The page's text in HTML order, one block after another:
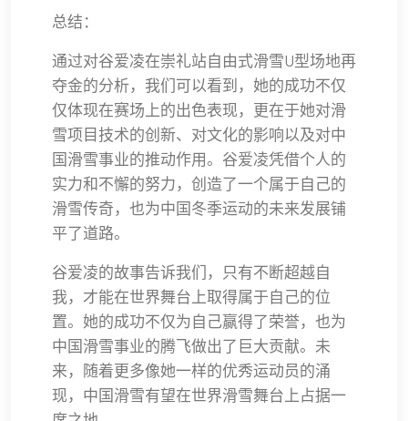
总结：
通过对谷爱凌在崇礼站自由式滑雪U型场地再
夺金的分析，我们可以看到，她的成功不仅
仅体现在赛场上的出色表现，更在于她对滑
雪项目技术的创新、对文化的影响以及对中
国滑雪事业的推动作用。谷爱凌凭借个人的
实力和不懈的努力，创造了一个属于自己的
滑雪传奇，也为中国冬季运动的未来发展铺
平了道路。
谷爱凌的故事告诉我们，只有不断超越自
我，才能在世界舞台上取得属于自己的位
置。她的成功不仅为自己赢得了荣誉，也为
中国滑雪事业的腾飞做出了巨大贡献。未
来，随着更多像她一样的优秀运动员的涌
现，中国滑雪有望在世界滑雪舞台上占据一